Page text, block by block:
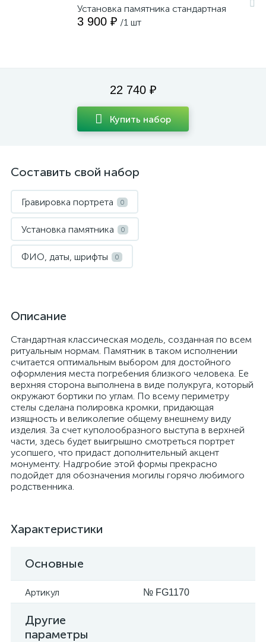
Установка памятника стандартная
3 900 ₽ /1 шт
22 740 ₽
Купить набор
Составить свой набор
Гравировка портрета 0
Установка памятника 0
ФИО, даты, шрифты 0
Описание
Стандартная классическая модель, созданная по всем
ритуальным нормам. Памятник в таком исполнении
считается оптимальным выбором для достойного
оформления места погребения близкого человека. Ее
верхняя сторона выполнена в виде полукруга, который
окружают бортики по углам. По всему периметру
стелы сделана полировка кромки, придающая
изящность и великолепие общему внешнему виду
изделия. За счет куполообразного выступа в верхней
части, здесь будет выигрышно смотреться портрет
усопшего, что придаст дополнительный акцент
монументу. Надгробие этой формы прекрасно
подойдет для обозначения могилы горячо любимого
родственника.
Характеристики
Основные
Артикул № FG1170
Другие
параметры